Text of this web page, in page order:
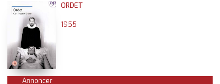
ORDET
1955
Annoncer